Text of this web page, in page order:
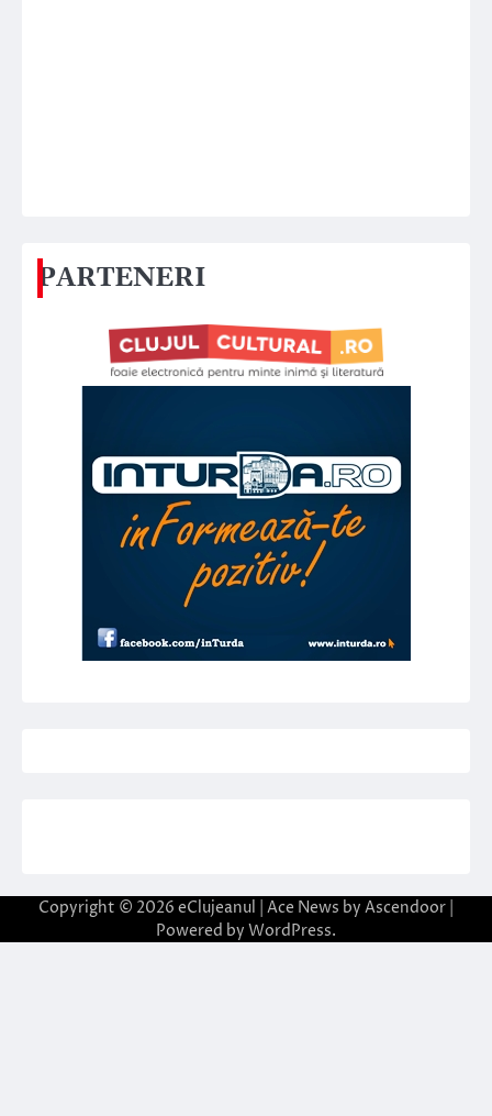
PARTENERI
Copyright © 2026 eClujeanul | Ace News by Ascendoor
Powered by WordPress.